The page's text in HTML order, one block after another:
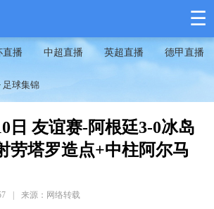
☰
直播 中超直播 英超直播 德甲直播
足球集锦
日 友谊赛-阿根廷3-0冰岛
劳塔罗造点+中柱阿尔马
来源：网络转载